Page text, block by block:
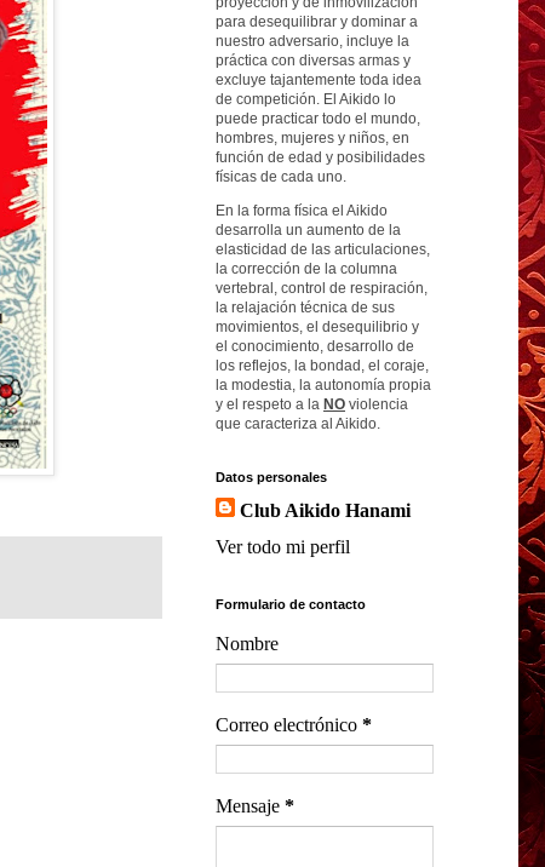
para desequilibrar y dominar a
nuestro adversario, incluye la
práctica con diversas armas y
excluye tajantemente toda idea
de competición. El Aikido lo
puede practicar todo el mundo,
hombres, mujeres y niños, en
función de edad y posibilidades
físicas de cada uno.
En la forma física el Aikido
desarrolla un aumento de la
elasticidad de las articulaciones,
la corrección de la columna
vertebral, control de respiración,
la relajación técnica de sus
movimientos, el desequilibrio y
el conocimiento, desarrollo de
los reflejos, la bondad, el coraje,
la modestia, la autonomía propia
y el respeto a la NO violencia
que caracteriza al Aikido.
Datos personales
Club Aikido Hanami
Ver todo mi perfil
Formulario de contacto
Nombre
Correo electrónico *
Mensaje *